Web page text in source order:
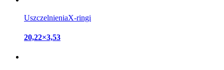
UszczelnieniaX-ringi
20,22×3,53